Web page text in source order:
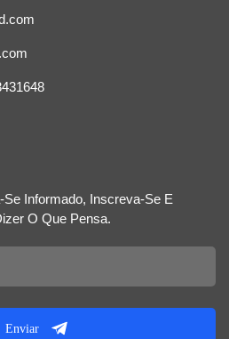
Informado, Inscreva-Se E
O Que Pensa.
Enviar